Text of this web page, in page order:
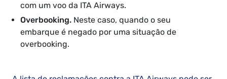
com um voo da ITA Airways.
Overbooking. Neste caso, quando o seu
embarque é negado por uma situação de
overbooking.